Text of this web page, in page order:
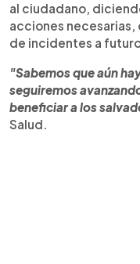
al ciudadano,
acciones
de incidentes a
"Sabemos que aún
seguiremos
beneficiar a los
Salud.